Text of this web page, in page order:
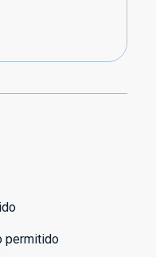
permitido